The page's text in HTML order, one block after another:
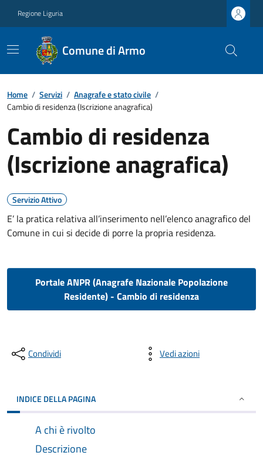
Regione Liguria
Comune di Armo
Home / Servizi / Anagrafe e stato civile /
Cambio di residenza (Iscrizione anagrafica)
Cambio di residenza
(Iscrizione anagrafica)
Servizio Attivo
E’ la pratica relativa all’inserimento nell’elenco anagrafico del
Comune in cui si decide di porre la propria residenza.
Portale ANPR (Anagrafe Nazionale Popolazione
Residente) - Cambio di residenza
Condividi Vedi azioni
INDICE DELLA PAGINA
A chi è rivolto
Descrizione